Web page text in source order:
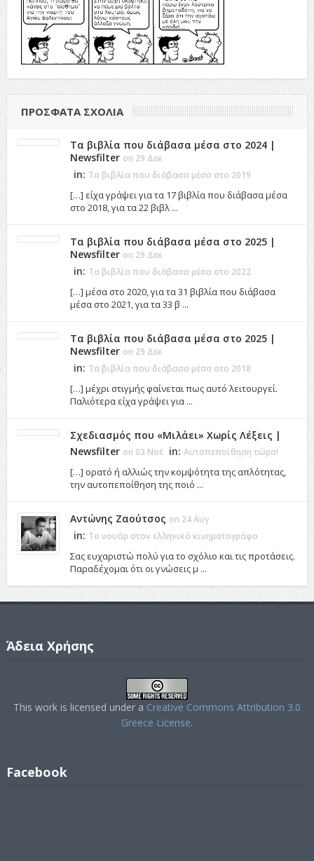
ΠΡΌΣΦΑΤΑ ΣΧΌΛΙΑ
Τα βιβλία που διάβασα μέσα στο 2024 |
Newsfilter on 29 Δεκ
in: Τα βιβλία που διάβασα μέσα στο 2019
[…] είχα γράψει για τα 17 βιβλία που διάβασα μέσα
στο 2018, για τα 22 βιβλ ...
Τα βιβλία που διάβασα μέσα στο 2025 |
Newsfilter on 29 Δεκ
in: Τα βιβλία που διάβασα μέσα στο 2022
[…] μέσα στο 2020, για τα 31 βιβλία που διάβασα
μέσα στο 2021, για τα 33 β ...
Τα βιβλία που διάβασα μέσα στο 2025 |
Newsfilter on 29 Δεκ
in: Τα βιβλία που διάβασα μέσα στο 2018
[…] μέχρι στιγμής φαίνεται πως αυτό λειτουργεί.
Παλιότερα είχα γράψει για ...
Σχεδιασμός που «Μιλάει» Χωρίς Λέξεις |
Newsfilter on 03 Νοέ in: Αυτοπεποίθηση τώρα!
[…] ορατό ή αλλιώς την κομψότητα της απλότητας,
την αυτοπεποίθηση της ποιό ...
Αντώνης Ζαούτσος on 24 Αυγ
in: Το νουάρ στον ελληνικό κινηματογράφο
Σας ευχαριστώ πολύ για το σχόλιο και τις προτάσεις.
Παραδέχομαι ότι οι γνώσεις μ ...
Άδεια Χρήσης
This work is licensed under a Creative Commons Attribution 3.0
Greece License.
Facebook